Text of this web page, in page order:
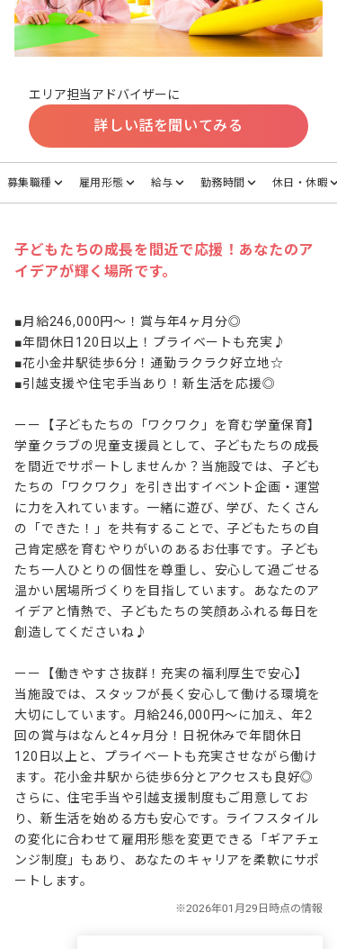
エリア担当アドバイザーに
詳しい話を聞いてみる
募集職種 雇用形態 給与 勤務時間 休日・休暇
子どもたちの成長を間近で応援！あなたのア
イデアが輝く場所です。
■月給246,000円～！賞与年4ヶ月分◎
■年間休日120日以上！プライベートも充実♪
■花小金井駅徒歩6分！通勤ラクラク好立地☆
■引越支援や住宅手当あり！新生活を応援◎
ーー【子どもたちの「ワクワク」を育む学童保育】
学童クラブの児童支援員として、子どもたちの成長
を間近でサポートしませんか？当施設では、子ども
たちの「ワクワク」を引き出すイベント企画・運営
に力を入れています。一緒に遊び、学び、たくさん
の「できた！」を共有することで、子どもたちの自
己肯定感を育むやりがいのあるお仕事です。子ども
たち一人ひとりの個性を尊重し、安心して過ごせる
温かい居場所づくりを目指しています。あなたのア
イデアと情熱で、子どもたちの笑顔あふれる毎日を
創造してくださいね♪
ーー【働きやすさ抜群！充実の福利厚生で安心】
当施設では、スタッフが長く安心して働ける環境を
大切にしています。月給246,000円～に加え、年2
回の賞与はなんと4ヶ月分！日祝休みで年間休日
120日以上と、プライベートも充実させながら働け
ます。花小金井駅から徒歩6分とアクセスも良好◎
さらに、住宅手当や引越支援制度もご用意してお
り、新生活を始める方も安心です。ライフスタイル
の変化に合わせて雇用形態を変更できる「ギアチェ
ンジ制度」もあり、あなたのキャリアを柔軟にサポ
ートします。